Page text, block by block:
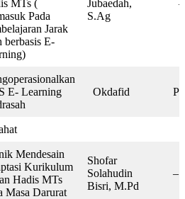
MTs (
Pada
Jarak
berbasis E-
Jubaedah,
S.Ag
–
E- Learning
Okdafid
Mendesain
Kurikulum
Hadis MTs
Masa Darurat
Shofar
Solahudin
Bisri, M.Pd
–